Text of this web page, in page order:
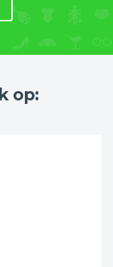
op: